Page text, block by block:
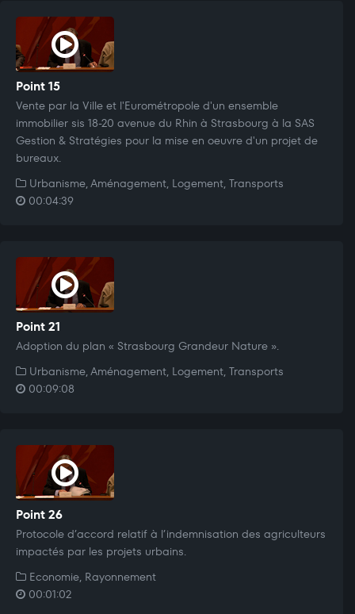
Point 15
Vente par la Ville et l'Eurométropole d'un ensemble
immobilier sis 18-20 avenue du Rhin à Strasbourg à la SAS
Gestion & Stratégies pour la mise en oeuvre d'un projet de
bureaux.
Urbanisme, Aménagement, Logement, Transports
00:04:39
Point 21
Adoption du plan « Strasbourg Grandeur Nature ».
Urbanisme, Aménagement, Logement, Transports
00:09:08
Point 26
Protocole d’accord relatif à l’indemnisation des agriculteurs
impactés par les projets urbains.
Economie, Rayonnement
00:01:02